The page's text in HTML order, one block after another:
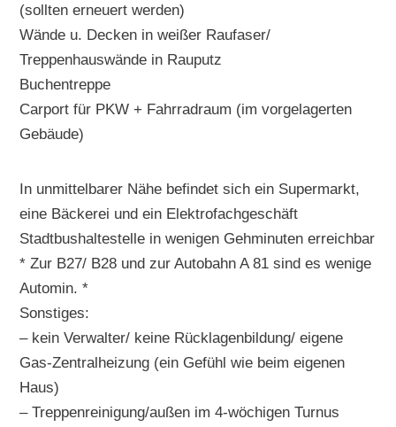
(sollten erneuert werden)
Wände u. Decken in weißer Raufaser/
Treppenhauswände in Rauputz
Buchentreppe
Carport für PKW + Fahrradraum (im vorgelagerten
Gebäude)
In unmittelbarer Nähe befindet sich ein Supermarkt,
eine Bäckerei und ein Elektrofachgeschäft
Stadtbushaltestelle in wenigen Gehminuten erreichbar
* Zur B27/ B28 und zur Autobahn A 81 sind es wenige
Automin. *
Sonstiges:
– kein Verwalter/ keine Rücklagenbildung/ eigene
Gas-Zentralheizung (ein Gefühl wie beim eigenen
Haus)
– Treppenreinigung/außen im 4-wöchigen Turnus